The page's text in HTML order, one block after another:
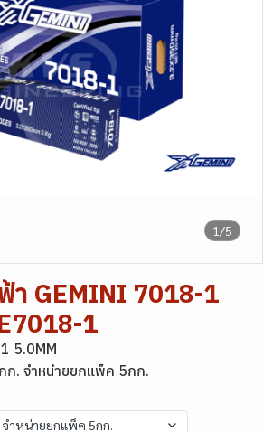
1/5
า GEMINI 7018-1
1
5.0MM
ก. จำหน่ายยกแพ็ค 5กก.
จำหน่ายยกแพ็ค 5กก.